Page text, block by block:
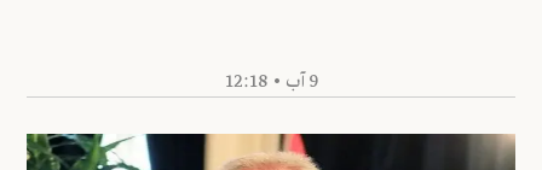
9 آب • 12:18